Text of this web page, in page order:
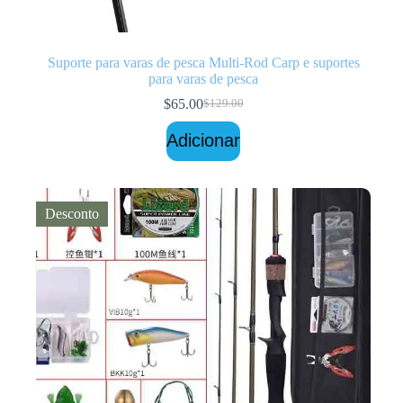
Suporte para varas de pesca Multi-Rod Carp e suportes
para varas de pesca
$129.00
O
preço
original
era:
$65.00O
preço
atual
é:
Adicionar
Desconto